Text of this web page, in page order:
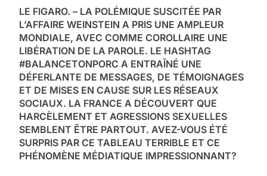
LE FIGARO. – LA POLÉMIQUE SUSCITÉE PAR
L’AFFAIRE WEINSTEIN A PRIS UNE AMPLEUR
MONDIALE, AVEC COMME COROLLAIRE UNE
LIBÉRATION DE LA PAROLE. LE HASHTAG
#BALANCETONPORC A ENTRAÎNÉ UNE
DÉFERLANTE DE MESSAGES, DE TÉMOIGNAGES
ET DE MISES EN CAUSE SUR LES RÉSEAUX
SOCIAUX. LA FRANCE A DÉCOUVERT QUE
HARCÈLEMENT ET AGRESSIONS SEXUELLES
SEMBLENT ÊTRE PARTOUT. AVEZ-VOUS ÉTÉ
SURPRIS PAR CE TABLEAU TERRIBLE ET CE
PHÉNOMÈNE MÉDIATIQUE IMPRESSIONNANT?